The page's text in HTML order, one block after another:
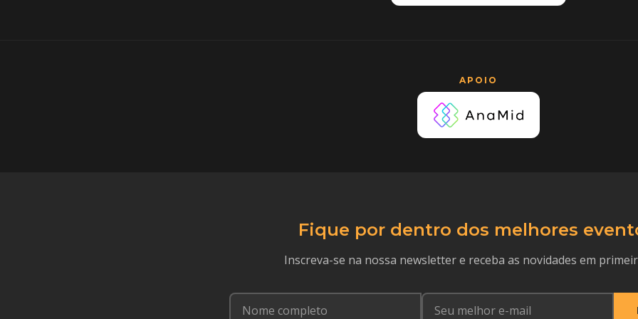
APOIO
Fique por dentro dos melhores
Inscreva-se na nossa newsletter e receba as novidades em